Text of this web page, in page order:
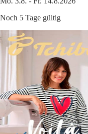
Noch 5 Tage gültig